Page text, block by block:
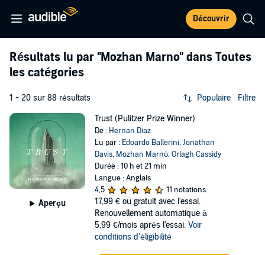
Découvrir
Résultats lu par "Mozhan Marno" dans Toutes
les catégories
1 - 20 sur 88 résultats Populaire Filtre
Aperçu
Trust (Pulitzer Prize Winner)
De : Hernan Diaz
Lu par : Edoardo Ballerini,Jonathan
Davis, Mozhan Marnò,Orlagh Cassidy
Durée : 10 h et 21 min
Langue : Anglais
4,5
11 notations
17,99 € ou gratuit avec l'essai.
Renouvellement automatique à
5,99 €/mois après l'essai. Voir
conditions d'éligibilité